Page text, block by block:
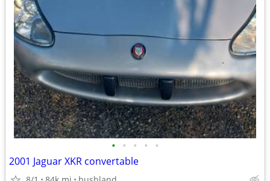
• • • • •
2001 Jaguar XKR convertable